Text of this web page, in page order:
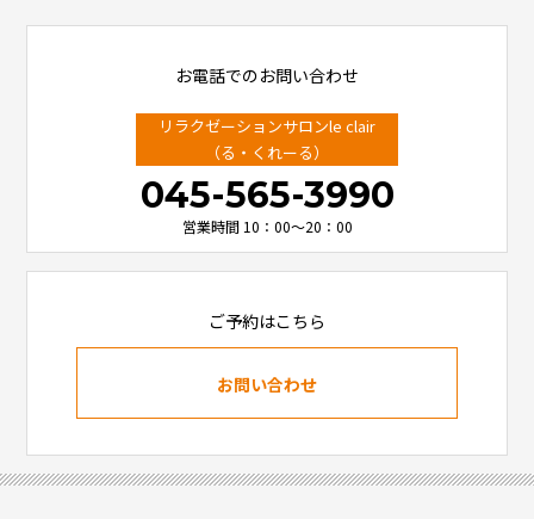
お電話でのお問い合わせ
リラクゼーションサロンle clair
（る・くれーる）
045-565-3990
営業時間 10：00～20：00
ご予約はこちら
お問い合わせ